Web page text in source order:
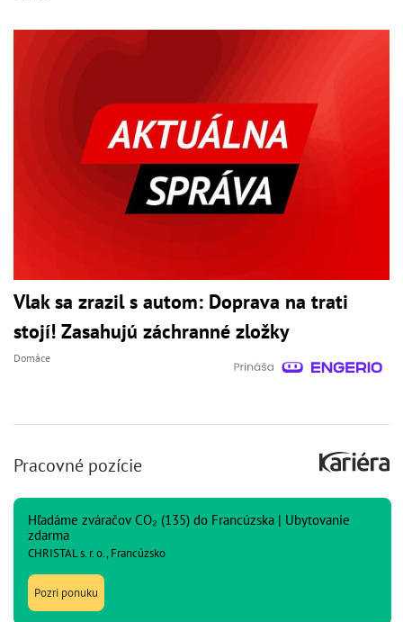
Vlak sa zrazil s autom: Doprava na trati
stojí! Zasahujú záchranné zložky
Domáce
Pracovné pozície
Hľadáme zváračov CO₂ (135) do Francúzska | Ubytovanie
zdarma
CHRISTAL s. r. o., Francúzsko
Pozri ponuku